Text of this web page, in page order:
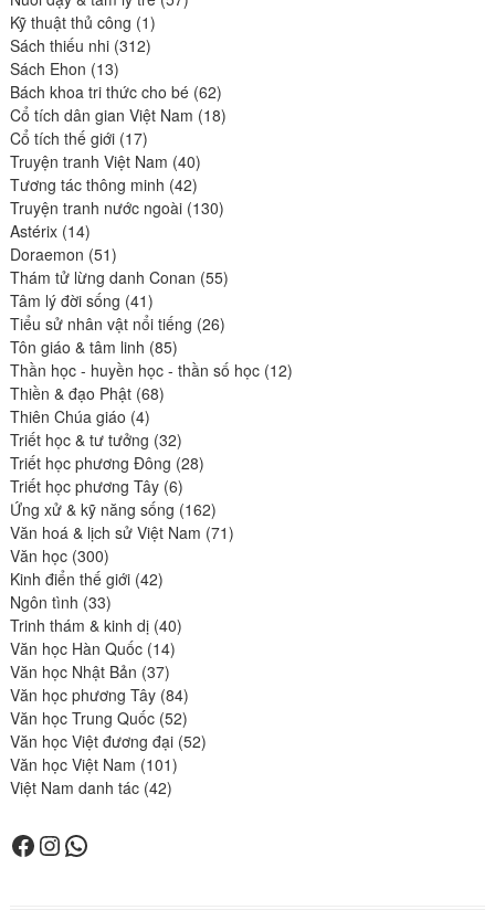
Kỹ thuật thủ công 11
produit
Sách thiếu nhi 312312
Sách Ehon 1313
produits
Bách khoa tri thức cho bé 6262
produits
Cổ tích dân gian Việt Nam 1818
Cổ tích thế giới 1717
produits
Truyện tranh Việt Nam 4040
produits
Tương tác thông minh 4242
produits
Truyện tranh nước ngoài 130130
Astérix 1414
produits
Doraemon 5151
produits
Thám tử lừng danh Conan 5555
Tâm lý đời sống 4141
produits
Tiểu sử nhân vật nổi tiếng 2626
Tôn giáo & tâm linh 8585
produits
Thần học - huyền học - thần số học 1212
Thiền & đạo Phật 6868
Thiên Chúa giáo 44
produits
Triết học & tư tưởng 3232
produits
Triết học phương Đông 2828
Triết học phương Tây 66
produits
Ứng xử & kỹ năng sống 162162
produits
Văn hoá & lịch sử Việt Nam 7171
Văn học 300300
produits
Kinh điển thế giới 4242
Ngôn tình 3333
produits
Trinh thám & kinh dị 4040
Văn học Hàn Quốc 1414
produits
Văn học Nhật Bản 3737
produits
Văn học phương Tây 8484
produits
Văn học Trung Quốc 5252
produits
Văn học Việt đương đại 5252
Văn học Việt Nam 101101
produits
Việt Nam danh tác 4242
Facebook
Instagram
WhatsApp